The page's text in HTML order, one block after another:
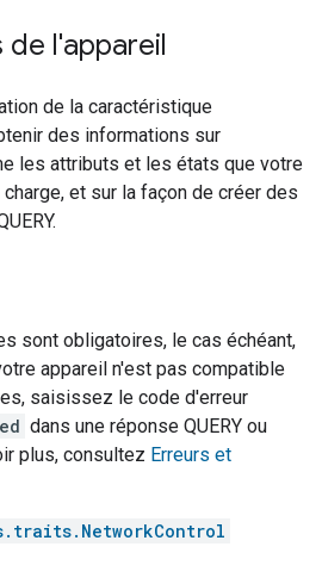
de l'appareil
de la caractéristique
des informations sur
les attributs et les états que votre
et sur la façon de créer des
sont obligatoires, le cas échéant,
appareil n'est pas compatible
saisissez le code d'erreur
dans une réponse QUERY ou
plus, consultez Erreurs et